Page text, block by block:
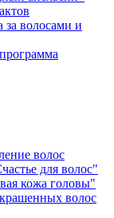
за волосами и
волос
для волос"
кожа головы"
волос